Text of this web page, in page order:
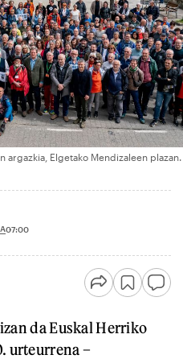
Elgetako Mendizaleen plazan.
07:00
da Euskal Herriko
urteurrena –